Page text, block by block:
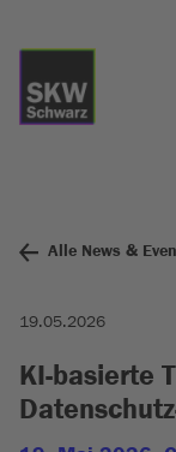
Alle News &
19.05.2026
KI-basierte